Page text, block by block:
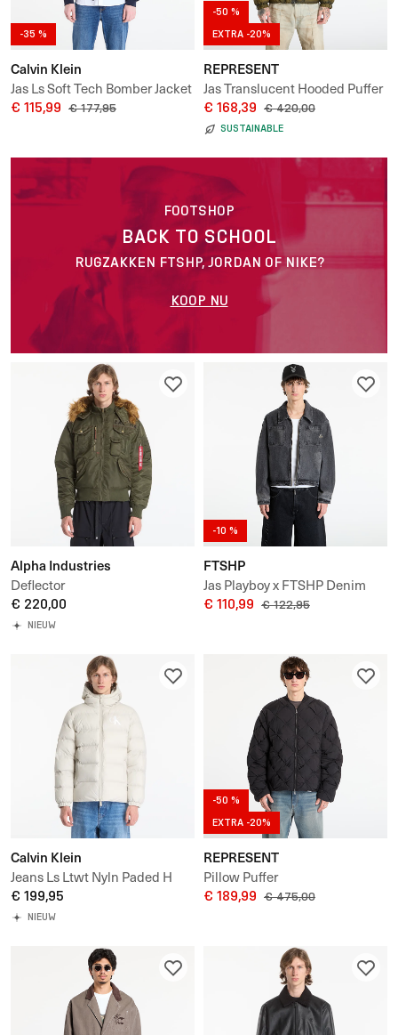
-35 %
Calvin Klein
Jas Ls Soft Tech Bomber Jacket
€ 115,99 € 177,95
-50 %
EXTRA -20%
REPRESENT
Jas Translucent Hooded Puffer
€ 168,39 € 420,00
SUSTAINABLE
Alpha Industries
Deflector
€ 220,00
NIEUW
-10 %
FTSHP
Jas Playboy x FTSHP Denim
Jacket UNISEX
€ 110,99 € 122,95
Calvin Klein
Jeans Ls Ltwt Nyln Paded H
€ 199,95
NIEUW
-50 %
EXTRA -20%
REPRESENT
Pillow Puffer
€ 189,99 € 475,00
FOOTSHOP
BACK TO SCHOOL
RUGZAKKEN FTSHP, JORDAN OF NIKE?
KOOP NU